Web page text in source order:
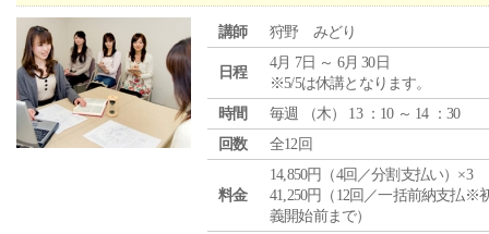
講師 狩野 みどり
日程
4月 7日 ～ 6月 30日
※5/5は休講となります。
時間
毎週 （木） 13 ：10 ～ 14 ：30
回数
全12回
料金
14,850円（4回／分割支払い）×3
41,250円（12回／一括前納支払※
義開始前まで）